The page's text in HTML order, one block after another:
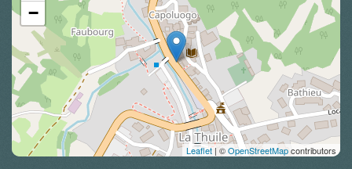
−
Leaflet| ©OpenStreetMapcontributors